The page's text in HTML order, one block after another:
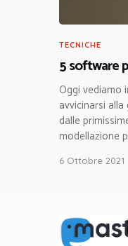
TECNICHE
5 software
Oggi vediamo
avvicinarsi
dalle
modellazione
6 Ottobre 2021